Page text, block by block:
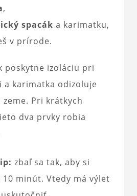
,
spacák a karimatku,
v prírode.
poskytne izoláciu pri
a karimatka odizoluje
Pri krátkych
dva prvky robia
zbaľ sa tak, aby si
minút. Vtedy má výlet